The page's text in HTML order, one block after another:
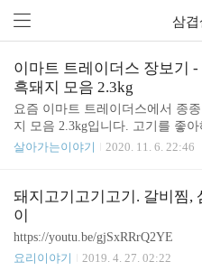
삼겹
이마트 트레이더스 장보기
흑돼지 모음 2.3kg
요즘 이마트 트레이더스에서 종
지 모음 2.3kg입니다. 고기를 좋
자주 사 먹는 편인데요. 예전에는
위만 먹어도 상관은 없지만 다른
먹을 수 없다는 단점이 있었습니
돼지 모둠세트는 다양한 부위를
이 있습니다. 게다가 흑돼지 치고
저렴한 편입니다. 100g당 1800원
살아가는이야기 2020. 11. 6. 22:46
돼지고기고기고기. 갈비찜,
이
https://youtu.be/gjSxRRrQ2YE
요리이야기
2019. 4. 27. 02:22